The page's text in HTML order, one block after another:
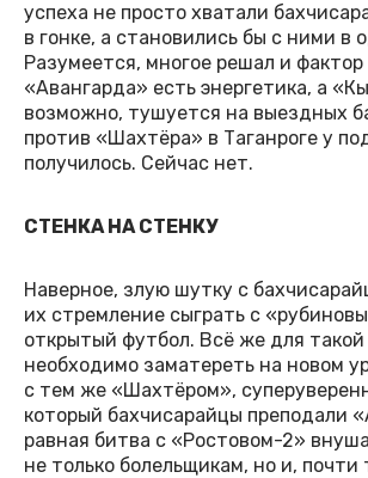
успеха не просто хватали
в гонке, а становились бы с ними в
Разумеется, многое решал и фактор
«Авангарда» есть энергетика, а
возможно, тушуется на выездных
против «Шахтёра» в Таганроге у
получилось. Сейчас нет.
СТЕНКА НА СТЕНКУ
Наверное, злую шутку с
их стремление сыграть с
открытый футбол. Всё же для
необходимо заматереть на новом
с тем же «Шахтёром»,
который бахчисарайцы преподали
равная битва с «Ростовом-2»
не только болельщикам, но и, почти